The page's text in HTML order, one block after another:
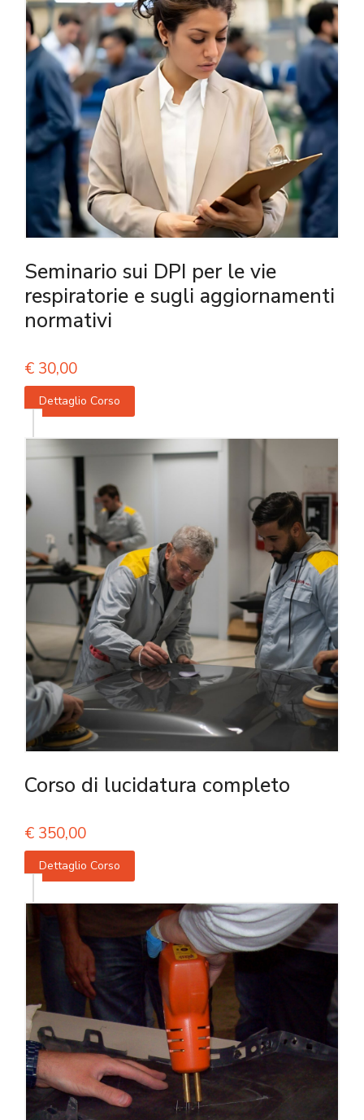
Seminario sui DPI per le vie
respiratorie e sugli aggiornamenti
normativi
€ 30,00
Dettaglio Corso
Corso di lucidatura completo
€ 350,00
Dettaglio Corso